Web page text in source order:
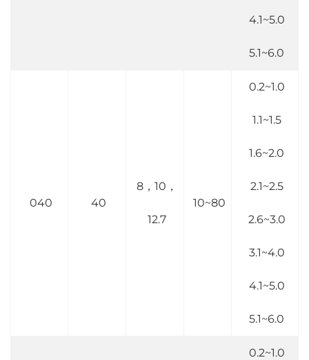
4.1~5.0
5.1~6.0
040 40
8，10，
12.7
10~80
0.2~1.0
1.1~1.5
1.6~2.0
2.1~2.5
2.6~3.0
3.1~4.0
4.1~5.0
5.1~6.0
0.2~1.0